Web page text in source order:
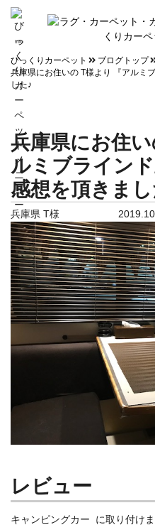
info
びっくりカーペット ブログトップ
兵庫県にお住いの T様より 『アルミ
した♪
兵庫県にお住
ルミブライン
感想を頂きまし
兵庫県 T様
レビュー
キャンピングカー に取り付けま